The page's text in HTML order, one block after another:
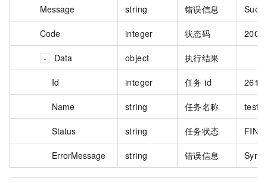
Message string 错误信息
Code integer 状态码 200
Data object 执行结果
Id integer 任务 id 2615
Name string 任务名称
Status string 任务状态
ErrorMessage string 错误信息